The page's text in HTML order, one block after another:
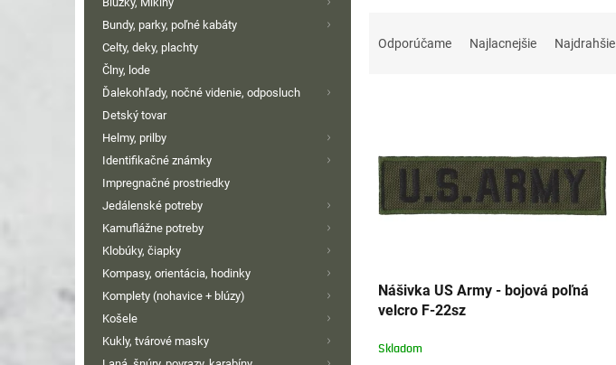
Bundy, parky, poľné kabáty
Celty, deky, plachty
Člny, lode
Ďalekohľady, nočné videnie, odposluch
Detský tovar
Helmy, prilby
Identifikačné známky
Impregnačné prostriedky
Jedálenské potreby
Kamuflážne potreby
Klobúky, čiapky
Kompasy, orientácia, hodinky
Komplety (nohavice + blúzy)
Košele
Kukly, tvárové masky
Odporúčame Najlacnejšie Najdrahšie
Nášivka US Army - bojová poľná
velcro F-22sz
Skladom